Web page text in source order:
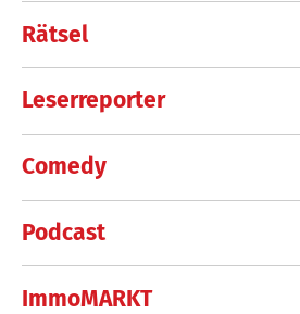
Rätsel
Leserreporter
Comedy
Podcast
ImmoMARKT